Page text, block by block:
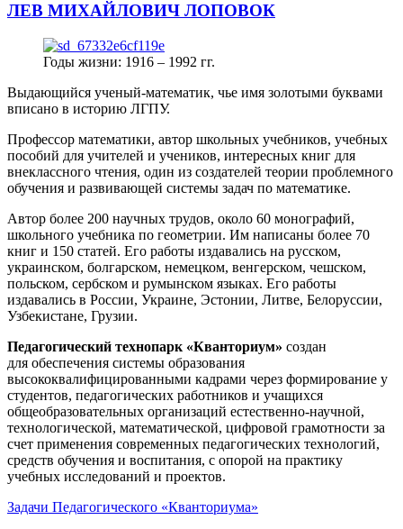
ЛЕВ МИХАЙЛОВИЧ ЛОПОВОК
Годы жизни: 1916 – 1992 гг.
Выдающийся ученый-математик, чье имя золотыми буквами
вписано в историю ЛГПУ.
Профессор математики, автор школьных учебников, учебных
пособий для учителей и учеников, интересных книг для
внеклассного чтения, один из создателей теории проблемного
обучения и развивающей системы задач по математике.
Автор более 200 научных трудов, около 60 монографий,
школьного учебника по геометрии. Им написаны более 70
книг и 150 статей. Его работы издавались на русском,
украинском, болгарском, немецком, венгерском, чешском,
польском, сербском и румынском языках. Его работы
издавались в России, Украине, Эстонии, Литве, Белоруссии,
Узбекистане, Грузии.
Педагогический технопарк «Кванториум» создан
для обеспечения системы образования
высококвалифицированными кадрами через формирование у
студентов, педагогических работников и учащихся
общеобразовательных организаций естественно-научной,
технологической, математической, цифровой грамотности за
счет применения современных педагогических технологий,
средств обучения и воспитания, с опорой на практику
учебных исследований и проектов.
Задачи Педагогического «Кванториума»